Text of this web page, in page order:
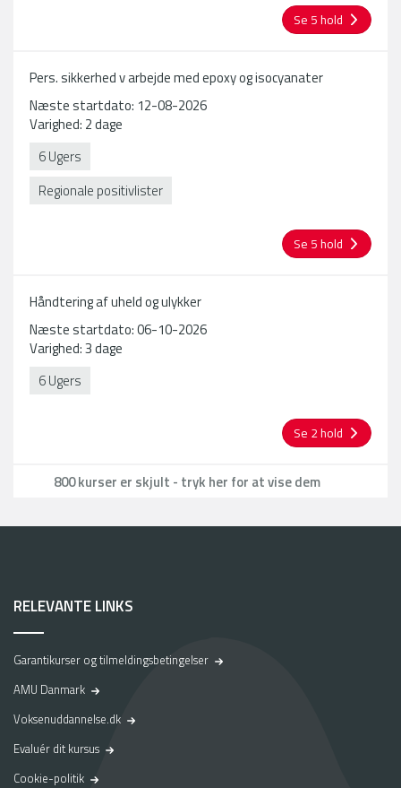
Se 5 hold
Pers. sikkerhed v arbejde med epoxy og isocyanater
6 Ugers
Regionale positivlister
Se 5 hold
Næste startdato: 12-08-2026
Varighed: 2 dage
Håndtering af uheld og ulykker
6 Ugers
Se 2 hold
Næste startdato: 06-10-2026
Varighed: 3 dage
800 kurser er skjult - tryk her for at vise dem
RELEVANTE LINKS
Garantikurser og tilmeldingsbetingelser
AMU Danmark
Voksenuddannelse.dk
Evaluér dit kursus
Cookie-politik